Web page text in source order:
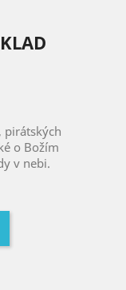
pirátských
o Božím
v nebi.